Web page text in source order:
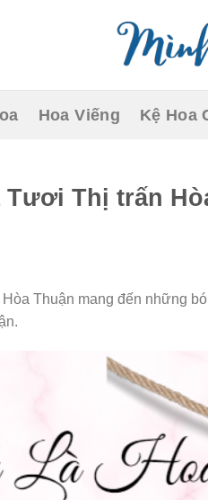
Hoa Viếng Kệ Hoa
Tươi Thị trấn
Thuận mang đến những